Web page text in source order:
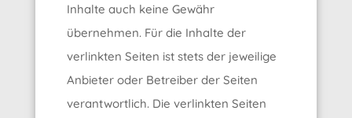
Inhalte auch keine Gewähr
übernehmen. Für die Inhalte der
verlinkten Seiten ist stets der jeweilige
Anbieter oder Betreiber der Seiten
verantwortlich. Die verlinkten Seiten